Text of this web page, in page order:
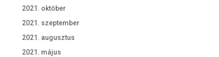
2021. október
2021. szeptember
2021. augusztus
2021. május